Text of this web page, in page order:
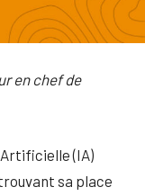
en chef de
(IA)
sa place